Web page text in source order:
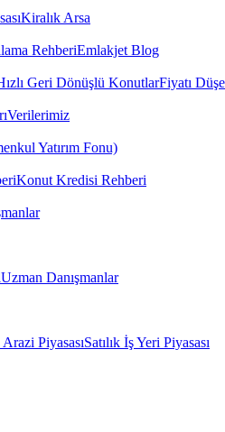
Kiralık Arsa
RehberiEmlakjet Blog
Geri Dönüşlü KonutlarFiyatı
Verilerimiz
Yatırım Fonu)
Konut Kredisi Rehberi
Uzman Danışmanlar
Arazi PiyasasıSatılık İş Yeri Piyasası